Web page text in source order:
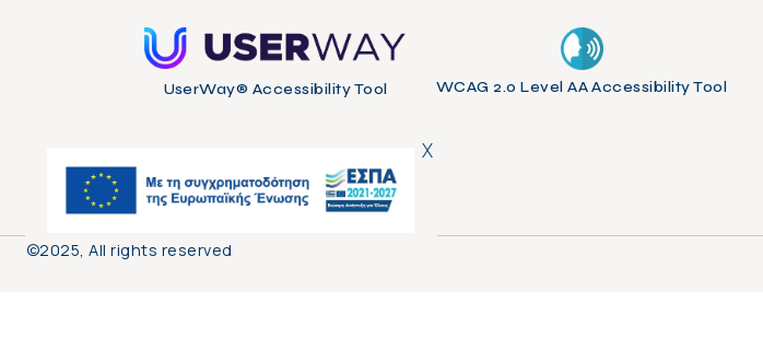
UserWay® Accessibility Tool WCAG 2.0 Level AA Accessibility Tool
©2025, All rights reserved
X